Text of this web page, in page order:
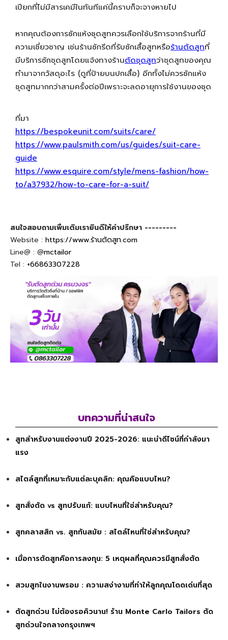
เปียกที่ไม่มีสารเคมีในทันทีแค่นี้คราบก็จะจางหายไป
หากคุณต้องการซักแห้งชุดสูทควรเลือกใช้บริการจากร้านที่มี
ความเชี่ยวชาญ เช่นร้านซักรีดที่รับซักเสื้อสูทหรือร้านตัดสูทที่
มีบริการซักชุดสูทโดยแจ้งทางร้านตัดชุดสูทว่าชุดสูทของคุณ
ทำมาจากวัสดุอะไร (ดูที่ป้ายบนปกเสื้อ) อีกทั้งไม่ควรซักแห้ง
ชุดสูทมากกว่าสามครั้งต่อปีเพราะจะลดอายุการใช้งานของชุด
ที่มา
https://bespokeunit.com/suits/care/
https://www.paulsmith.com/us/guides/suit-care-
guide
https://www.esquire.com/style/mens-fashion/how-
to/a37932/how-to-care-for-a-suit/
สนใจสอบถามเพิ่มเติมเรายินดีให้คำปรึกษา ---------
Website : https://www.ร้านตัดสูท.com
Line@ : @mctailor
Tel : +66863307228
บทความที่น่าสนใจ
สูทสำหรับงานแต่งงานปี 2025-2026: แนะนำดีไซน์ที่กำลังมา
แรง
สไตล์สูทที่เหมาะกับแต่ละบุคลิก: คุณคือแบบไหน?
สูทสั่งตัด vs สูทปรับแก้: แบบไหนที่ใช่สำหรับคุณ?
สูทคลาสสิก vs. สูททันสมัย : สไตล์ไหนที่ใช่สำหรับคุณ?
เมื่อการตัดสูทคือการลงทุน: 5 เหตุผลที่คุณควรมีสูทสั่งตัด
สวมสูทในงานพรอม : ความสง่างามที่ทำให้ลูกคุณโดดเด่นที่สุด
ตัดสูทด่วน ไม่ต้องรอคิวนาน! ร้าน Monte Carlo Tailors ตัด
สูทด่วนใจกลางกรุงเทพฯ